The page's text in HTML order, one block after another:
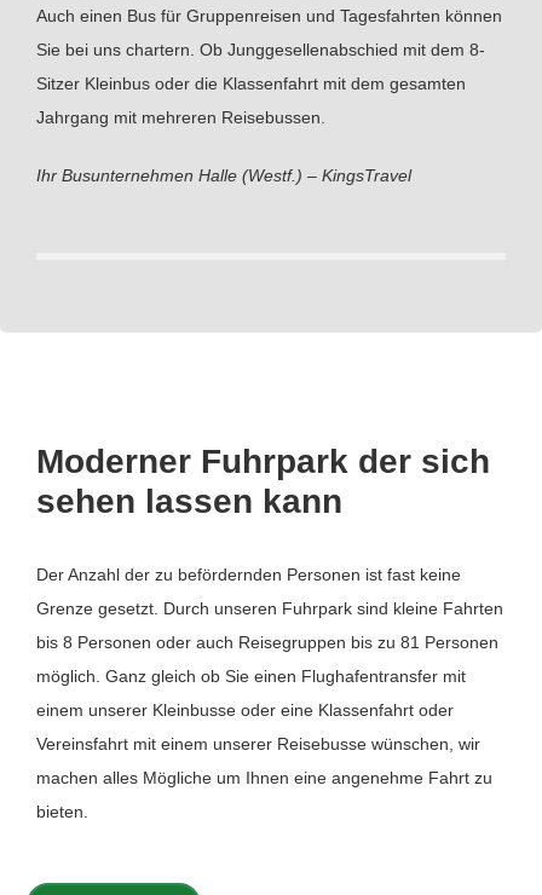
Auch einen Bus für Gruppenreisen und Tagesfahrten können
Sie bei uns chartern. Ob Junggesellenabschied mit dem 8-
Sitzer Kleinbus oder die Klassenfahrt mit dem gesamten
Jahrgang mit mehreren Reisebussen.
Ihr Busunternehmen Halle (Westf.) – KingsTravel
Moderner Fuhrpark der sich
sehen lassen kann
Der Anzahl der zu befördernden Personen ist fast keine
Grenze gesetzt. Durch unseren Fuhrpark sind kleine Fahrten
bis 8 Personen oder auch Reisegruppen bis zu 81 Personen
möglich. Ganz gleich ob Sie einen Flughafentransfer mit
einem unserer Kleinbusse oder eine Klassenfahrt oder
Vereinsfahrt mit einem unserer Reisebusse wünschen, wir
machen alles Mögliche um Ihnen eine angenehme Fahrt zu
bieten.